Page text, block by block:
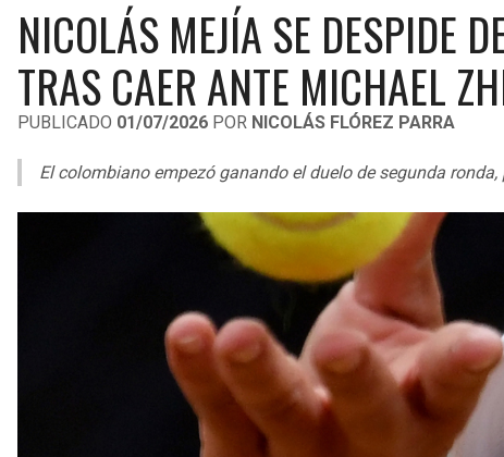
NICOLÁS MEJÍA SE DESPIDE
TRAS CAER ANTE MICHAEL
PUBLICADO 01/07/2026 POR NICOLÁS FLÓREZ PARRA
El colombiano empezó ganando el duelo de segunda